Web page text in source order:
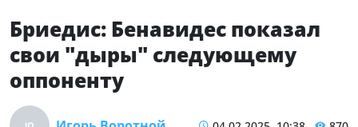
Бриедис: Бенавидес показал
свои "дыры" следующему
оппоненту